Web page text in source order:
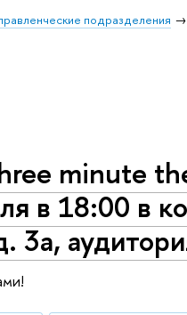
подразделения
minute
в 18:00 в
3а,